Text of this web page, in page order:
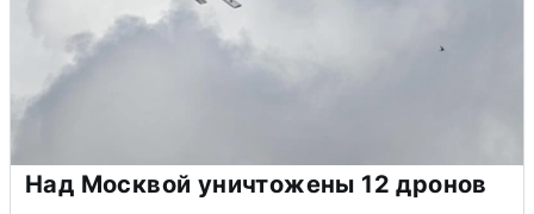
Над Москвой уничтожены 12 дронов